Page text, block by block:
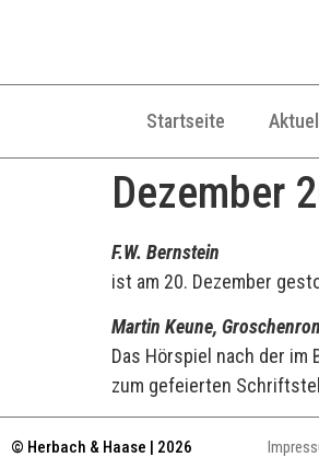
Startseite
Dezember
F.W. Bernstein
ist am 20. Dezember
Martin Keune,
Das Hörspiel nach der im
zum gefeierten
© Herbach & Haase | 2026